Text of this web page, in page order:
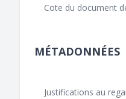
Cote du document
MÉTADONNÉES
Justifications au